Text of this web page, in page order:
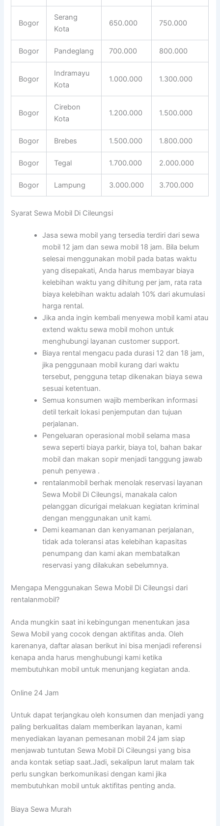
Bogor
Serang
Kota
650.000 750.000
Bogor Pandeglang 700.000 800.000
Bogor
Indramayu
Kota
1.000.000 1.300.000
Bogor
Cirebon
Kota
1.200.000 1.500.000
Bogor Brebes 1.500.000 1.800.000
Bogor Tegal 1.700.000 2.000.000
Bogor Lampung 3.000.000 3.700.000
Syarat Sewa Mobil Di Cileungsi
Jasa sewa mobil yang tersedia terdiri dari sewa
mobil 12 jam dan sewa mobil 18 jam. Bila belum
selesai menggunakan mobil pada batas waktu
yang disepakati, Anda harus membayar biaya
kelebihan waktu yang dihitung per jam, rata rata
biaya kelebihan waktu adalah 10% dari akumulasi
harga rental.
Jika anda ingin kembali menyewa mobil kami atau
extend waktu sewa mobil mohon untuk
menghubungi layanan customer support.
Biaya rental mengacu pada durasi 12 dan 18 jam,
jika penggunaan mobil kurang dari waktu
tersebut, pengguna tetap dikenakan biaya sewa
sesuai ketentuan.
Semua konsumen wajib memberikan informasi
detil terkait lokasi penjemputan dan tujuan
perjalanan.
Pengeluaran operasional mobil selama masa
sewa seperti biaya parkir, biaya tol, bahan bakar
mobil dan makan sopir menjadi tanggung jawab
penuh penyewa .
rentalanmobil berhak menolak reservasi layanan
Sewa Mobil Di Cileungsi, manakala calon
pelanggan dicurigai melakuan kegiatan kriminal
dengan menggunakan unit kami.
Demi keamanan dan kenyamanan perjalanan,
tidak ada toleransi atas kelebihan kapasitas
penumpang dan kami akan membatalkan
reservasi yang dilakukan sebelumnya.
Mengapa Menggunakan Sewa Mobil Di Cileungsi dari
rentalanmobil?
Anda mungkin saat ini kebingungan menentukan jasa
Sewa Mobil yang cocok dengan aktifitas anda. Oleh
karenanya, daftar alasan berikut ini bisa menjadi referensi
kenapa anda harus menghubungi kami ketika
membutuhkan mobil untuk menunjang kegiatan anda.
Online 24 Jam
Untuk dapat terjangkau oleh konsumen dan menjadi yang
paling berkualitas dalam memberikan layanan, kami
menyediakan layanan pemesanan mobil 24 jam siap
menjawab tuntutan Sewa Mobil Di Cileungsi yang bisa
anda kontak setiap saat.Jadi, sekalipun larut malam tak
perlu sungkan berkomunikasi dengan kami jika
membutuhkan mobil untuk aktifitas penting anda.
Biaya Sewa Murah